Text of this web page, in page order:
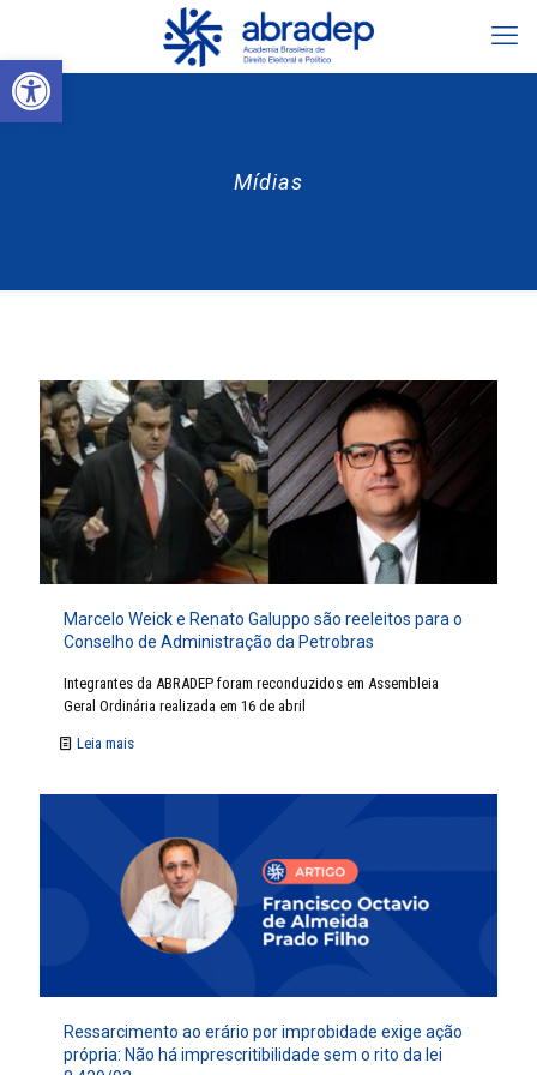
Abrir a barra de ferramentas
Mídias
Marcelo Weick e Renato Galuppo são reeleitos para o
Conselho de Administração da Petrobras
Integrantes da ABRADEP foram reconduzidos em Assembleia
Geral Ordinária realizada em 16 de abril
Leia mais
Ressarcimento ao erário por improbidade exige ação
própria: Não há imprescritibilidade sem o rito da lei